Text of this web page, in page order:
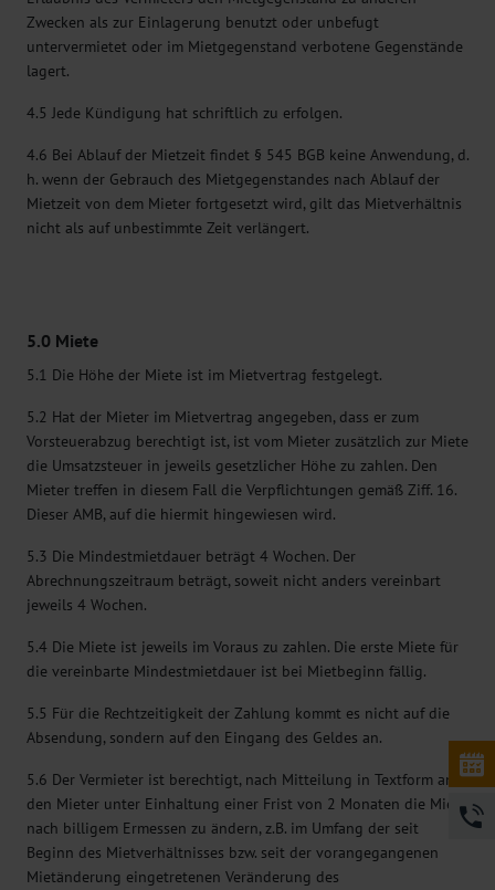
Zwecken als zur Einlagerung benutzt oder unbefugt
untervermietet oder im Mietgegenstand verbotene Gegenstände
lagert.
4.5 Jede Kündigung hat schriftlich zu erfolgen.
4.6 Bei Ablauf der Mietzeit findet § 545 BGB keine Anwendung, d.
h. wenn der Gebrauch des Mietgegenstandes nach Ablauf der
Mietzeit von dem Mieter fortgesetzt wird, gilt das Mietverhältnis
nicht als auf unbestimmte Zeit verlängert.
5.0 Miete
5.1 Die Höhe der Miete ist im Mietvertrag festgelegt.
5.2 Hat der Mieter im Mietvertrag angegeben, dass er zum
Vorsteuerabzug berechtigt ist, ist vom Mieter zusätzlich zur Miete
die Umsatzsteuer in jeweils gesetzlicher Höhe zu zahlen. Den
Mieter treffen in diesem Fall die Verpflichtungen gemäß Ziff. 16.
Dieser AMB, auf die hiermit hingewiesen wird.
5.3 Die Mindestmietdauer beträgt 4 Wochen. Der
Abrechnungszeitraum beträgt, soweit nicht anders vereinbart
jeweils 4 Wochen.
5.4 Die Miete ist jeweils im Voraus zu zahlen. Die erste Miete für
die vereinbarte Mindestmietdauer ist bei Mietbeginn fällig.
5.5 Für die Rechtzeitigkeit der Zahlung kommt es nicht auf die
Absendung, sondern auf den Eingang des Geldes an.
5.6 Der Vermieter ist berechtigt, nach Mitteilung in Textform an
den Mieter unter Einhaltung einer Frist von 2 Monaten die Miete
nach billigem Ermessen zu ändern, z.B. im Umfang der seit
Beginn des Mietverhältnisses bzw. seit der vorangegangenen
Mietänderung eingetretenen Veränderung des